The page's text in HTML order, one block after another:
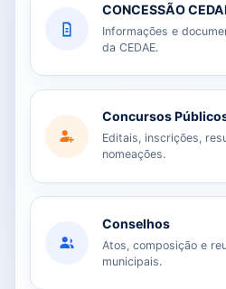
CONCESSÃO
Informações e
da CEDAE.
Concursos
Editais, inscrições,
nomeações.
Conselhos
Atos, composição e
municipais.